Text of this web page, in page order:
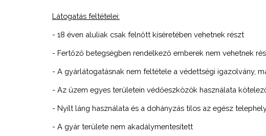
Látogatás feltételei:
- 18 éven aluliak csak felnőtt kíséretében vehetnek részt
- Fertőző betegségben rendelkező emberek nem vehetnek
- A gyárlátogatásnak nem feltétele a védettségi igazolvány,
- Az üzem egyes területein védőeszközök használata
- Nyílt láng használata és a dohányzás tilos az egész
- A gyár területe nem akadálymentesített